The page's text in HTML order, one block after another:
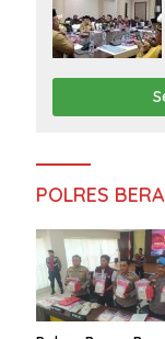
POLRES